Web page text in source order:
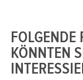
FOLGENDE
KÖNNTEN